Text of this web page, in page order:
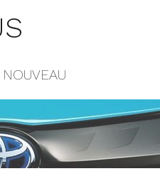
NOUVEAU